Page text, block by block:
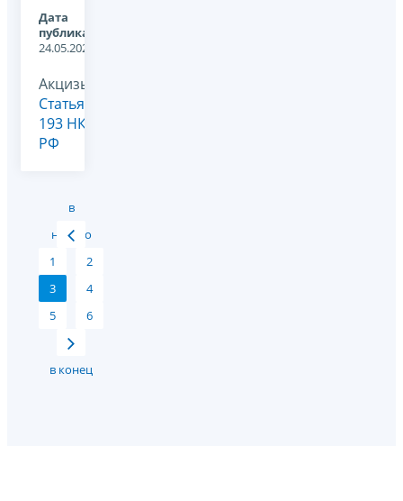
Дата
публикации:
24.05.2021
Акцизы,
Статья
193 НК
РФ
в
начало
1
2
3
4
5
6
в конец